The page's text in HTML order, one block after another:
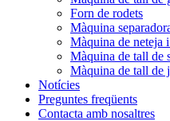
Forn de rodets
Màquina
Màquina de neteja
Màquina de tall de
Màquina de tall de
Notícies
Preguntes freqüents
Contacta amb nosaltres